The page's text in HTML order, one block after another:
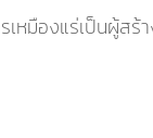
มืองแร่เป็นผู้ส